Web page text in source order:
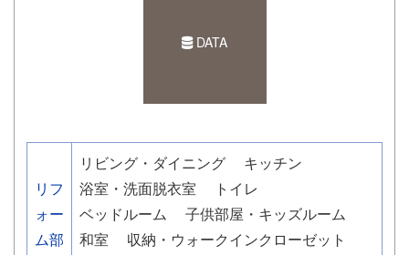
DATA
リフ
ォー
ム部
リビング・ダイニング
キッチン
浴室・洗面脱衣室
トイレ
ベッドルーム
子供部屋・キッズルーム
和室
収納・ウォークインクローゼット